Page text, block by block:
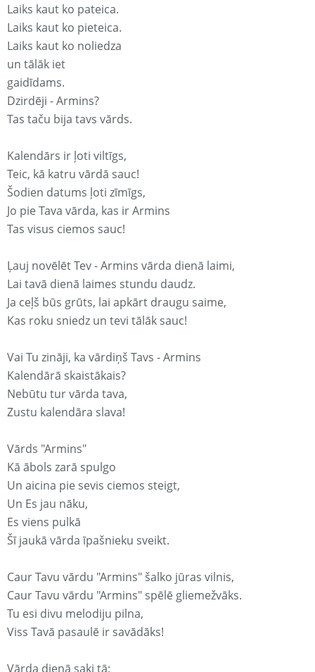
Laiks kaut ko pateica.
Laiks kaut ko pieteica.
Laiks kaut ko noliedza
un tālāk iet
gaidīdams.
Dzirdēji - Armins?
Tas taču bija tavs vārds.
Kalendārs ir ļoti viltīgs,
Teic, kā katru vārdā sauc!
Šodien datums ļoti zīmīgs,
Jo pie Tava vārda, kas ir Armins
Tas visus ciemos sauc!
Ļauj novēlēt Tev - Armins vārda dienā laimi,
Lai tavā dienā laimes stundu daudz.
Ja ceļš būs grūts, lai apkārt draugu saime,
Kas roku sniedz un tevi tālāk sauc!
Vai Tu zināji, ka vārdiņš Tavs - Armins
Kalendārā skaistākais?
Nebūtu tur vārda tava,
Zustu kalendāra slava!
Vārds "Armins"
Kā ābols zarā spulgo
Un aicina pie sevis ciemos steigt,
Un Es jau nāku,
Es viens pulkā
Šī jaukā vārda īpašnieku sveikt.
Caur Tavu vārdu "Armins" šalko jūras vilnis,
Caur Tavu vārdu "Armins" spēlē gliemežvāks.
Tu esi divu melodiju pilna,
Viss Tavā pasaulē ir savādāks!
Vārda dienā saki tā: